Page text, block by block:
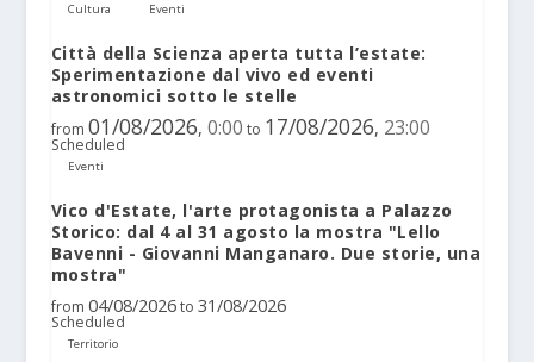
Cultura Eventi
Città della Scienza aperta tutta l’estate:
Sperimentazione dal vivo ed eventi
astronomici sotto le stelle
from 01/08/2026, 0:00 to 17/08/2026, 23:00
Scheduled
Eventi
Vico d'Estate, l'arte protagonista a Palazzo
Storico: dal 4 al 31 agosto la mostra "Lello
Bavenni - Giovanni Manganaro. Due storie, una
mostra"
from 04/08/2026 to 31/08/2026
Scheduled
Territorio